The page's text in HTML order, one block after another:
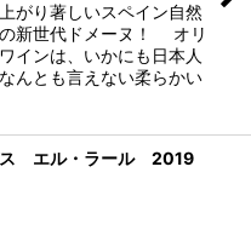
がり著しいスペイン自然
新世代ドメーヌ！ オリ
インは、いかにも日本人
んとも言えない柔らかい
ス エル・ラール 2019